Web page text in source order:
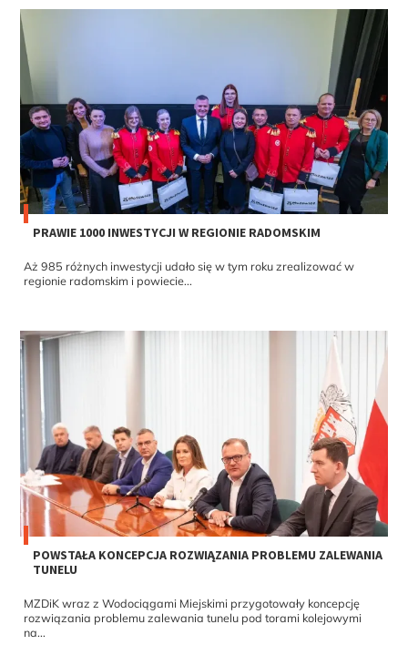
PRAWIE 1000 INWESTYCJI W REGIONIE RADOMSKIM
Aż 985 różnych inwestycji udało się w tym roku zrealizować w
regionie radomskim i powiecie...
POWSTAŁA KONCEPCJA ROZWIĄZANIA PROBLEMU ZALEWANIA
TUNELU
MZDiK wraz z Wodociągami Miejskimi przygotowały koncepcję
rozwiązania problemu zalewania tunelu pod torami kolejowymi
na...